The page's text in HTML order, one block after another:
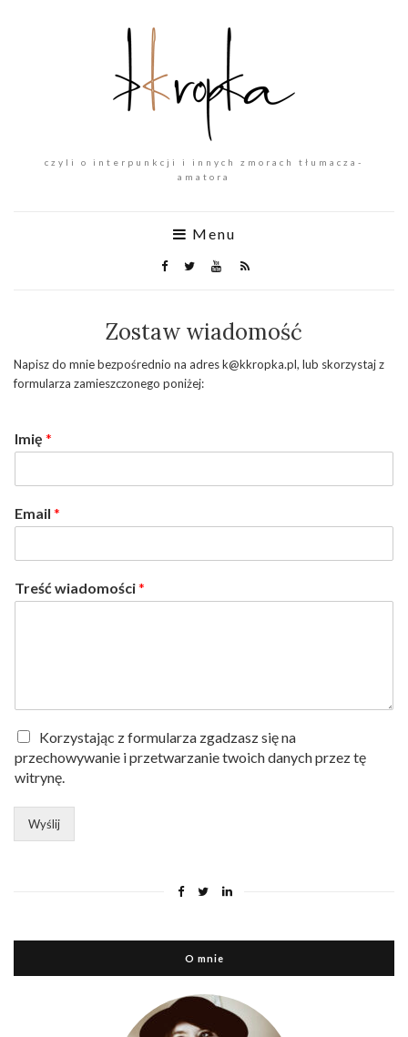
czyli o interpunkcji i innych zmorach tłumacza-
amatora
Menu
Zostaw wiadomość
Napisz do mnie bezpośrednio na adres k@kkropka.pl, lub skorzystaj z
formularza zamieszczonego poniżej:
Imię *
Email *
Treść wiadomości*
P
o
l
t
k
w
t
Korzystając z formularza zgadzasz się na
przechowywanie i przetwarzanie twoich danych przez tę
witrynę.
Wyślij
O mnie